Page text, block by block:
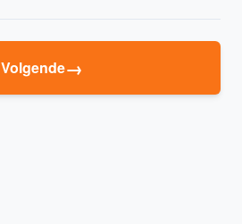
Volgende→